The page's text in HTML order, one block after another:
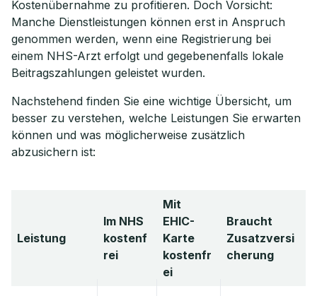
Kostenübernahme zu profitieren. Doch Vorsicht:
Manche Dienstleistungen können erst in Anspruch
genommen werden, wenn eine Registrierung bei
einem NHS-Arzt erfolgt und gegebenenfalls lokale
Beitragszahlungen geleistet wurden.
Nachstehend finden Sie eine wichtige Übersicht, um
besser zu verstehen, welche Leistungen Sie erwarten
können und was möglicherweise zusätzlich
abzusichern ist:
Leistung
Im NHS
kostenf
rei
Mit
EHIC-
Karte
kostenfr
ei
Braucht
Zusatzversi
cherung